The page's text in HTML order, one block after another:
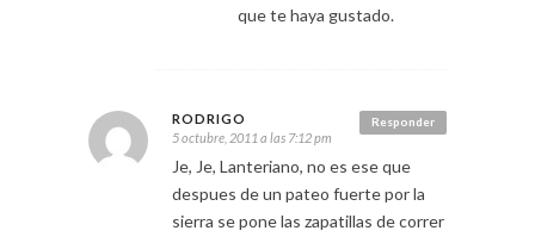
que te haya gustado.
Responder
RODRIGO
5 octubre, 2011 a las 7:12 pm
Je, Je, Lanteriano, no es ese que
despues de un pateo fuerte por la
sierra se pone las zapatillas de correr